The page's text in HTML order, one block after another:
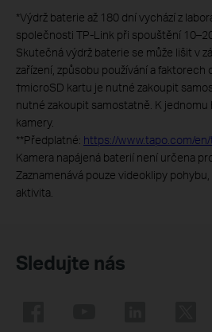
*Výdrž baterie až 180 dní vychází z
společnosti TP-Link při spouštění
Skutečná výdrž baterie se může lišit v
zařízení, způsobu používání a faktorech
†microSD kartu je nutné zakoupit
nutné zakoupit samostatně. K jednomu
kamery.
**Předplatné: https://www.tapo.com/
Kamera napájená baterií není určena
Zaznamenává pouze videoklipy
aktivita.
Sledujte nás